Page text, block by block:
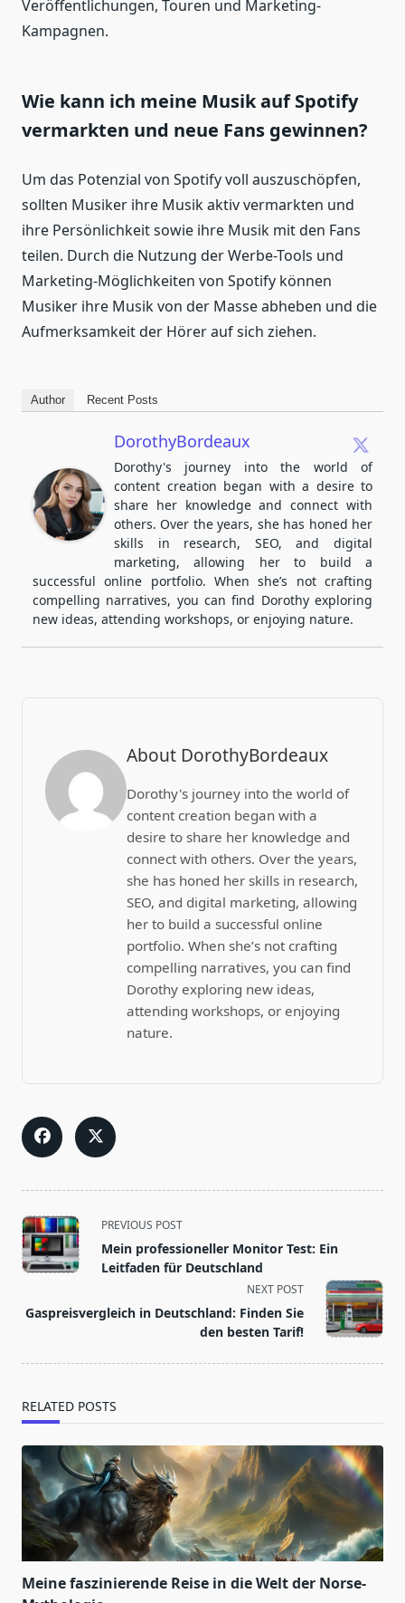
Veröffentlichungen, Touren und Marketing-
Kampagnen.
Wie kann ich meine Musik auf Spotify
vermarkten und neue Fans gewinnen?
Um das Potenzial von Spotify voll auszuschöpfen,
sollten Musiker ihre Musik aktiv vermarkten und
ihre Persönlichkeit sowie ihre Musik mit den Fans
teilen. Durch die Nutzung der Werbe-Tools und
Marketing-Möglichkeiten von Spotify können
Musiker ihre Musik von der Masse abheben und die
Aufmerksamkeit der Hörer auf sich ziehen.
Author Recent Posts
DorothyBordeaux
Dorothy's journey into the world of
content creation began with a desire to
share her knowledge and connect with
others. Over the years, she has honed her
skills in research, SEO, and digital
marketing, allowing her to build a
successful online portfolio. When she’s not crafting
compelling narratives, you can find Dorothy exploring
new ideas, attending workshops, or enjoying nature.
About DorothyBordeaux
Dorothy's journey into the world of
content creation began with a
desire to share her knowledge and
connect with others. Over the years,
she has honed her skills in research,
SEO, and digital marketing, allowing
her to build a successful online
portfolio. When she’s not crafting
compelling narratives, you can find
Dorothy exploring new ideas,
attending workshops, or enjoying
nature.
<span
class="nav-
subtitle
reader-
PREVIOUS POST
Mein professioneller Monitor Test: Ein
Leitfaden für Deutschland
NEXT POST
Gaspreisvergleich in Deutschland: Finden Sie
den besten Tarif!
RELATED POSTS
Meine faszinierende Reise in die Welt der Norse-